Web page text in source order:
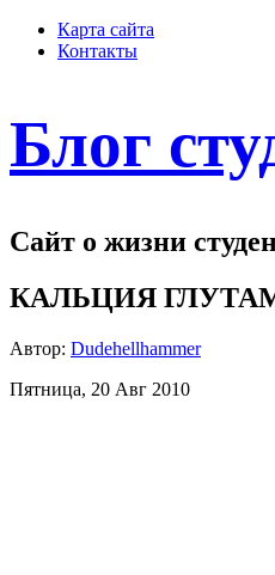
Карта сайта
Контакты
Блог
Сайт о жизни
КАЛЬЦИЯ
Автор: Dudehellhammer
Пятница, 20 Авг 2010